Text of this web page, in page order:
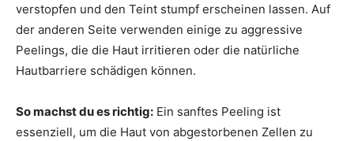
verstopfen und den Teint stumpf erscheinen lassen. Auf
der anderen Seite verwenden einige zu aggressive
Peelings, die die Haut irritieren oder die natürliche
Hautbarriere schädigen können.
So machst du es richtig: Ein sanftes Peeling ist
essenziell, um die Haut von abgestorbenen Zellen zu